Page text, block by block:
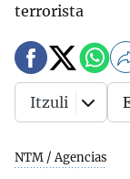
terrorista
NTM / Agencias
Itzuli